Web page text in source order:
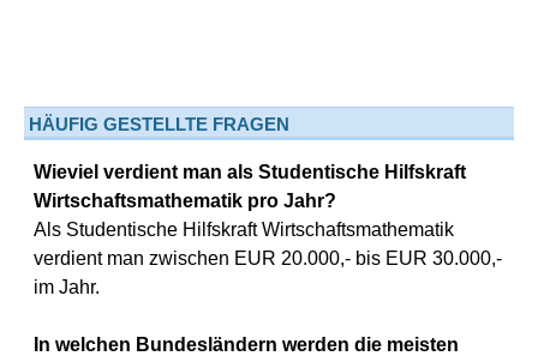
HÄUFIG GESTELLTE FRAGEN
Wieviel verdient man als Studentische Hilfskraft
Wirtschaftsmathematik pro Jahr?
Als Studentische Hilfskraft Wirtschaftsmathematik
verdient man zwischen EUR 20.000,- bis EUR 30.000,-
im Jahr.
In welchen Bundesländern werden die meisten